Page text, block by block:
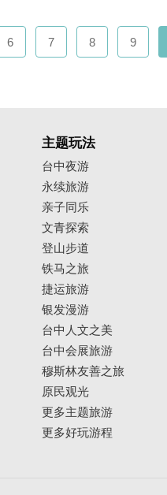
6 7 8 9
主题玩法
台中夜游
永续旅游
亲子同乐
文青探索
登山步道
铁马之旅
捷运旅游
银发漫游
台中人文之美
台中会展旅游
穆斯林友善之旅
原民观光
更多主题旅游
更多好玩游程